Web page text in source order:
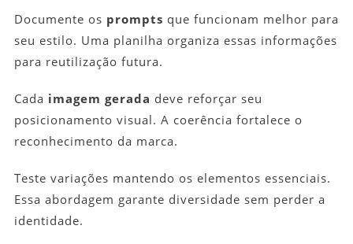
Documente os prompts que funcionam melhor para
seu estilo. Uma planilha organiza essas informações
para reutilização futura.
Cada imagem gerada deve reforçar seu
posicionamento visual. A coerência fortalece o
reconhecimento da marca.
Teste variações mantendo os elementos essenciais.
Essa abordagem garante diversidade sem perder a
identidade.